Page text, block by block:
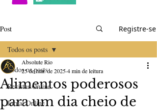
Post Registre-se
Todos os posts
Revistas Online
Jornal Online
Todos os posts
Alimentos poderosos
para um dia cheio de
Absolute Rio
25 de mar. de 20254 min de leitura